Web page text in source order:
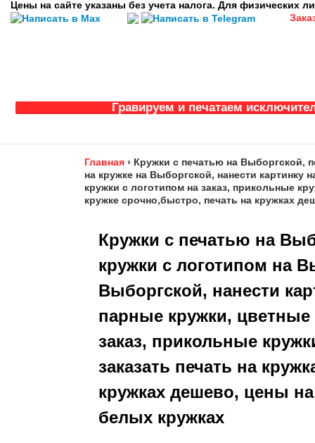
Цены на сайте указаны без учета налога. Для физических
Гравируем и печатаем
Главная › Кружки с печатью на Выборгской,
на кружке на Выборгской, нанести картинку
кружки с логотипом на заказ, прикольные
кружке срочно,быстро, печать на кружках
Кружки с печатью на
кружки с логотипом на
Выборгской, нанести
парные кружки, цветные
заказ, прикольные
заказать печать на
кружках дешево, цены
белых кружках